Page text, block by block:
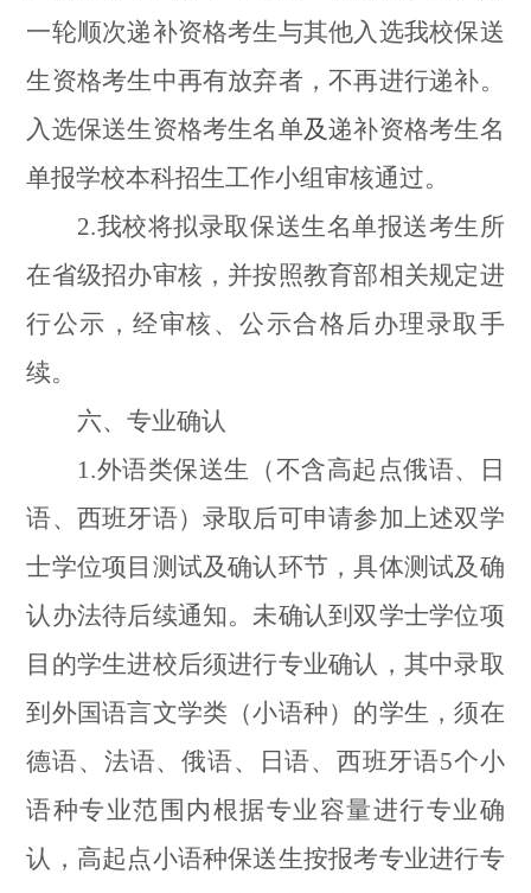
一轮顺次递补资格考生与其他入选我校保送
生资格考生中再有放弃者，不再进行递补。
入选保送生资格考生名单及递补资格考生名
单报学校本科招生工作小组审核通过。
2.我校将拟录取保送生名单报送考生所
在省级招办审核，并按照教育部相关规定进
行公示，经审核、公示合格后办理录取手
续。
六、专业确认
1.外语类保送生（不含高起点俄语、日
语、西班牙语）录取后可申请参加上述双学
士学位项目测试及确认环节，具体测试及确
认办法待后续通知。未确认到双学士学位项
目的学生进校后须进行专业确认，其中录取
到外国语言文学类（小语种）的学生，须在
德语、法语、俄语、日语、西班牙语5个小
语种专业范围内根据专业容量进行专业确
认，高起点小语种保送生按报考专业进行专